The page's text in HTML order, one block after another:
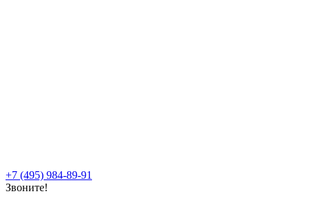
+7 (495) 984-89-91
Звоните!